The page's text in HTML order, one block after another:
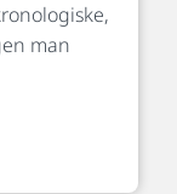
man